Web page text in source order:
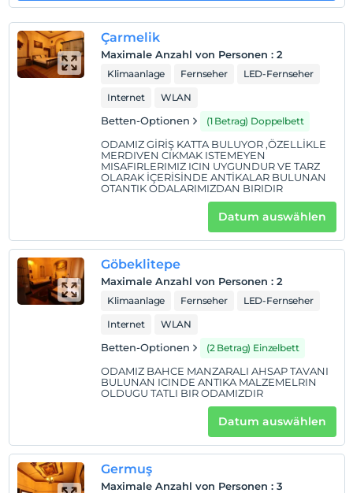
Vor 11:00
Haustiere
Haustiere sind erlaubt. Keine zusätzlichen Kosten.
Rauchen
Rauchen im Zimmer verboten
Check-in Stunden
Der Aufenthalt für Kleinkinder bis zum Alter von 2 ist
1 Der Aufenthalt für Kind(er) unter dem Alter von 6
Çarmelik
Maximale Anzahl von Personen : 2
Klimaanlage Fernseher
LED-Fernseher
Internet
WLAN
Betten-Optionen (1 Betrag) Doppelbett
ODAMIZ GİRİŞ KATTA BULUYOR ,ÖZELLİKLE
MERDIVEN CIKMAK ISTEMEYEN
MISAFIRLERIMIZ ICIN UYGUNDUR VE TARZ
OLARAK İÇERİSİNDE ANTİKALAR BULUNAN
OTANTIK ODALARIMIZDAN BIRIDIR
Datum auswählen
Göbeklitepe
Maximale Anzahl von Personen : 2
Klimaanlage Fernseher
LED-Fernseher
Internet
WLAN
Betten-Optionen (2 Betrag) Einzelbett
ODAMIZ BAHCE MANZARALI AHSAP TAVANI
BULUNAN ICINDE ANTIKA MALZEMELRIN
OLDUGU TATLI BIR ODAMIZDIR
Datum auswählen
Germuş
Maximale Anzahl von Personen : 3